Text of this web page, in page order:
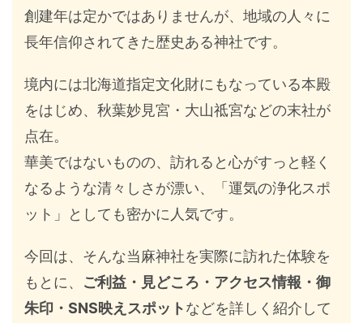
創建年は定かではありませんが、地域の人々に
長年信仰されてきた歴史ある神社です。
境内には北海道指定文化財にもなっている本殿
をはじめ、秋葉妙見宮・大山祗宮などの末社が
点在。
華美ではないものの、訪れると心がすっと軽く
なるような清々しさが漂い、「運気の浄化スポ
ット」としても密かに人気です。
今回は、そんな当麻神社を実際に訪れた体験を
もとに、 ご利益・見どころ・アクセス情報・御
朱印・SNS映えスポットなどを詳しく紹介して